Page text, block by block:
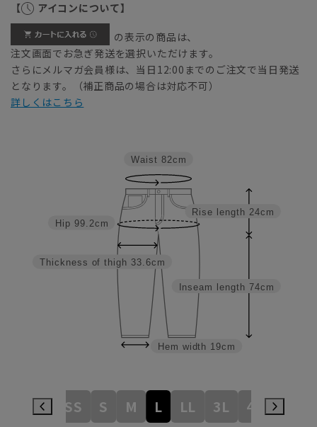
【 アイコンについて】
の表示の商品は、
注文画面でお急ぎ発送を選択いただけます。
さらにメルマガ会員様は、当日12:00までのご注文で当日発送
となります。（補正商品の場合は対応不可）
詳しくはこちら
Inseam length 74cm
Rise length 24cm
Hem width 19cm
Thickness of thigh 33.6cm
Hip 99.2cm
Waist 82cm
3S SS S M L LL 3L 4L